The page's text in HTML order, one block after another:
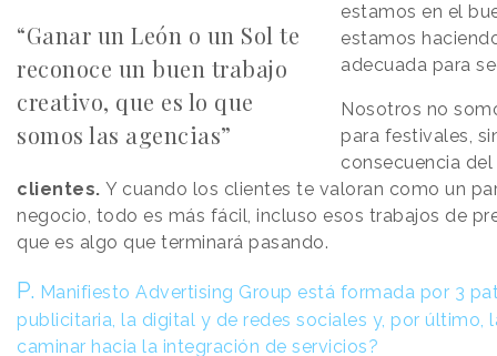
“Ganar un León o un Sol te
reconoce un buen trabajo
creativo, que es lo que
somos las agencias”
estamos en el
estamos
adecuada para
Nosotros no
para festivales,
consecuencia del
clientes. Y cuando los clientes te valoran como un
negocio, todo es más fácil, incluso esos trabajos de
que es algo que terminará pasando.
P. Manifiesto Advertising Group está formada por 3
publicitaria, la digital y de redes sociales y, por último,
caminar hacia la integración de servicios?